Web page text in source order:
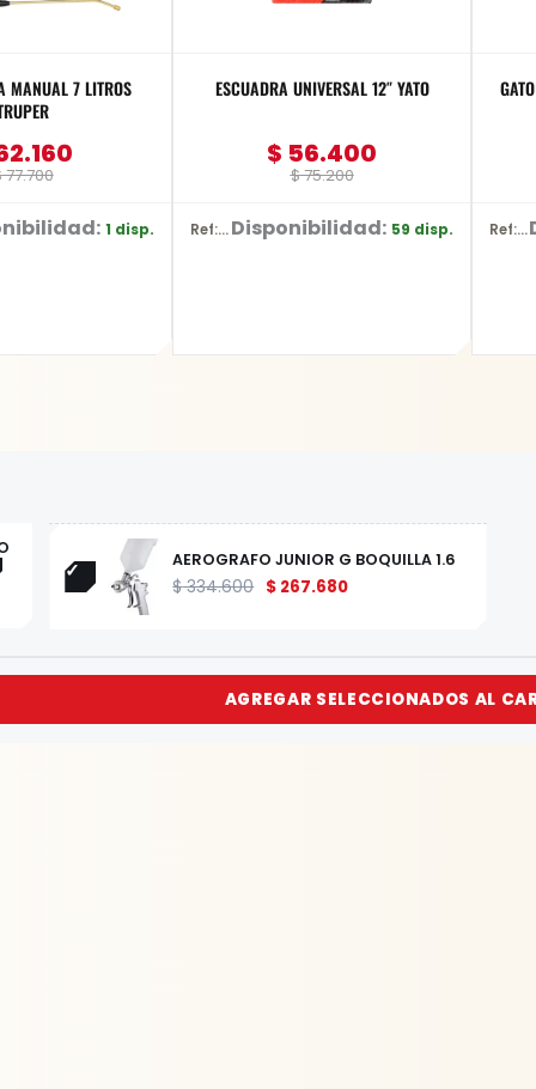
MANUAL 7 LITROS
77.700
1 disp.
ESCUADRA UNIVERSAL 12″ YATO
$75.200
$ 56.400
Ref: YT-70772Disponibilidad: 59 disp.
GATO
Ref: BR10
AEROGRAFO JUNIOR G BOQUILLA 1.6
$334.600 $ 267.680
AGREGAR SELECCIONADOS AL